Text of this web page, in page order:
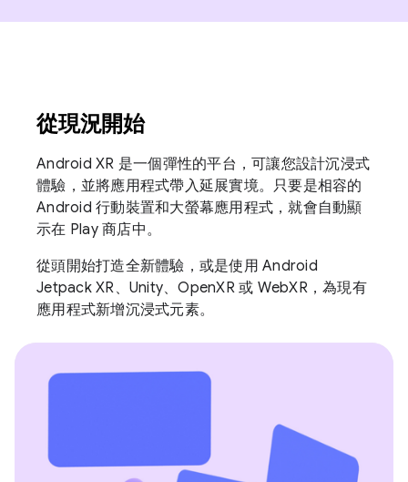
從現況開始
Android XR 是一個彈性的平台，可讓您設計沉浸式
體驗，並將應用程式帶入延展實境。只要是相容的
Android 行動裝置和大螢幕應用程式，就會自動顯
示在 Play 商店中。
從頭開始打造全新體驗，或是使用 Android
Jetpack XR、Unity、OpenXR 或 WebXR，為現有
應用程式新增沉浸式元素。